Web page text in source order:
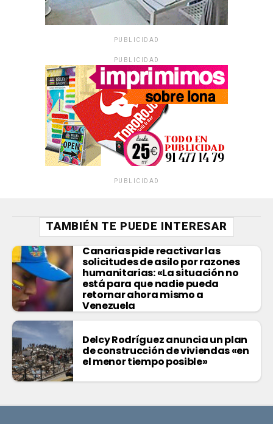
PUBLICIDAD
PUBLICIDAD
PUBLICIDAD
TAMBIÉN TE PUEDE INTERESAR
Canarias pide reactivar las
solicitudes de asilo por razones
humanitarias: «La situación no
está para que nadie pueda
retornar ahora mismo a
Venezuela
Delcy Rodríguez anuncia un plan
de construcción de viviendas «en
el menor tiempo posible»